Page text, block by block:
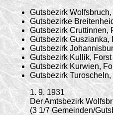
Gutsbezirk
Gutsbezirke
Gutsbezirk Cruttinnen,
Gutsbezirk Guszianka,
Gutsbezirk
Gutsbezirk Kullik,
Gutsbezirk Kurwien,
Gutsbezirk
1. 9. 1931
Der Amtsbezirk
(3 1/7 Gemeinden/